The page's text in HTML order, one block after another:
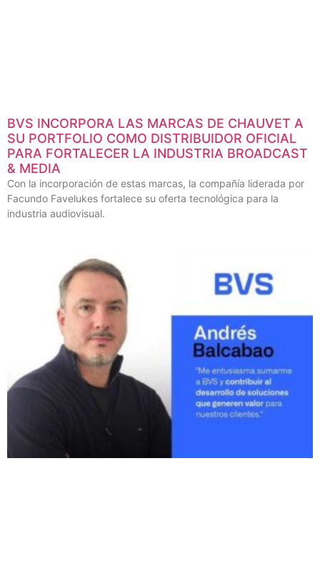
BVS INCORPORA LAS MARCAS DE CHAUVET A
SU PORTFOLIO COMO DISTRIBUIDOR OFICIAL
PARA FORTALECER LA INDUSTRIA BROADCAST
& MEDIA
Con la incorporación de estas marcas, la compañía liderada por
Facundo Favelukes fortalece su oferta tecnológica para la
industria audiovisual.